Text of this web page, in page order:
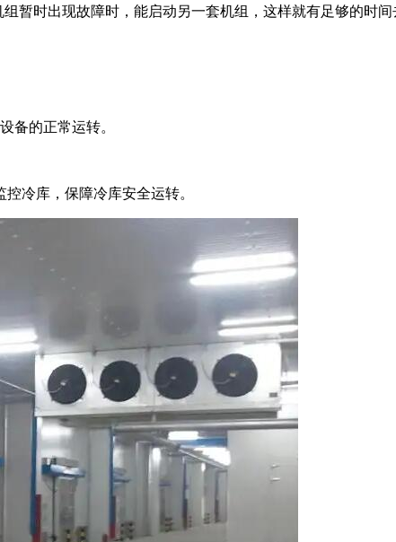
时出现故障时，能启动另一套机组，这样就有足够的时
的正常运转。
，保障冷库安全运转。